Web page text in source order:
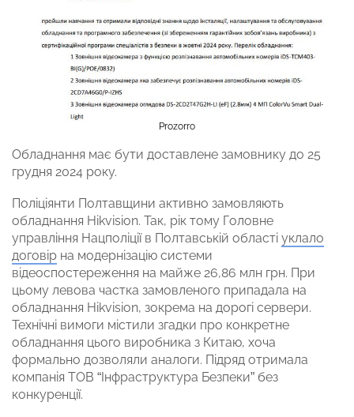
Prozorro
Обладнання має бути доставлене замовнику до 25
грудня 2024 року.
Поліціянти Полтавщини активно замовляють
обладнання Hikvision. Так, рік тому Головне
управління Нацполіції в Полтавській області уклало
договір на модернізацію системи
відеоспостереження на майже 26,86 млн грн. При
цьому левова частка замовленого припадала на
обладнання Hikvision, зокрема на дорогі сервери.
Технічні вимоги містили згадки про конкретне
обладнання цього виробника з Китаю, хоча
формально дозволяли аналоги. Підряд отримала
компанія ТОВ “Інфраструктура Безпеки” без
конкуренції.